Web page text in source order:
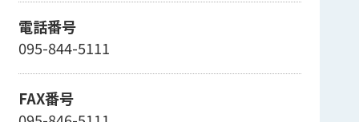
電話番号
095-844-5111
FAX番号